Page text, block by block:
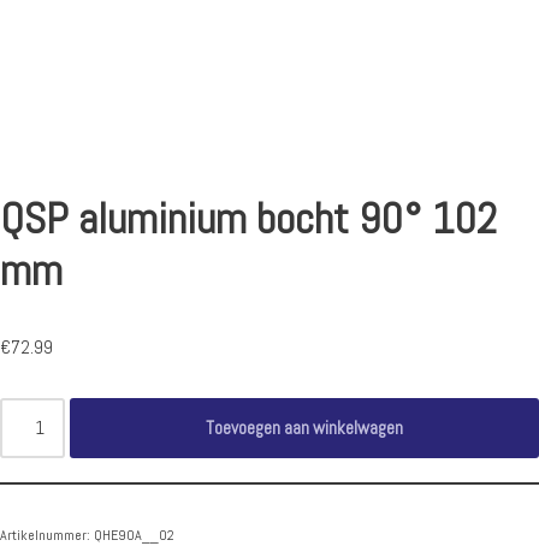
QSP aluminium bocht 90° 102
mm
€72.99
Toevoegen aan winkelwagen
Artikelnummer: QHE90A__02